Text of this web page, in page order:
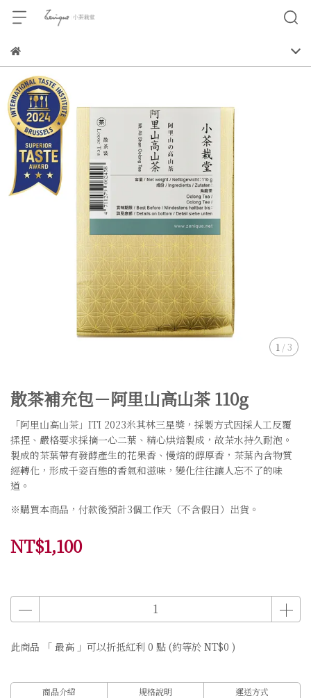
1 /3
散茶補充包－阿里山高山茶 110g
「阿里山高山茶」ITI 2023米其林三星獎，採製方式因採人工反覆
揉捏、嚴格要求採摘一心二葉、精心烘焙製成，故茶水持久耐泡。
製成的茶葉帶有發酵產生的花果香、慢焙的醇厚香，茶葉內含物質
經轉化，形成千姿百態的香氣和滋味，變化往往讓人忘不了的味
道。
※購買本商品，付款後預計3個工作天（不含假日）出貨。
NT$1,100
此商品 「 最高 」可以折抵紅利 0 點 (約等於 NT$0 )
商品介紹 規格說明 運送方式